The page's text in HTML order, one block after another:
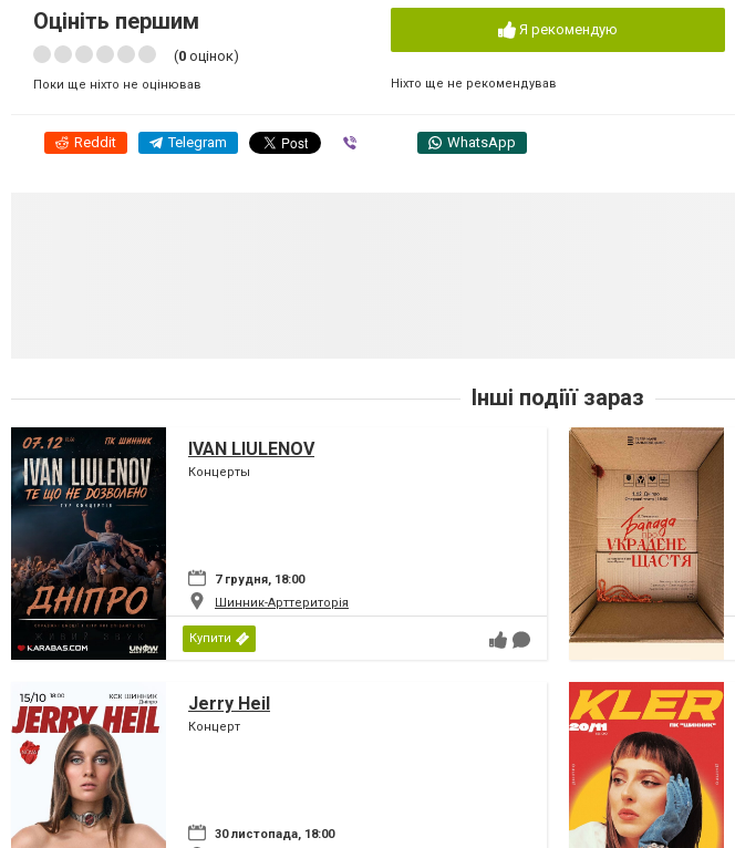
Оцініть першим
(0 оцінок)
Поки ще ніхто не оцінював
Я рекомендую
Ніхто ще не рекомендував
Reddit Telegram WhatsApp
Інші подіїї зараз
IVAN LIULENOV
Концерты
7 грудня, 18:00
Шинник-Арттериторія
Купити
Jerry Heil
Концерт
30 листопада, 18:00